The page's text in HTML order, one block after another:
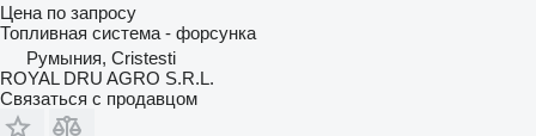
Цена по запросу
Топливная система - форсунка
Румыния, Cristesti
ROYAL DRU AGRO S.R.L.
Связаться с продавцом